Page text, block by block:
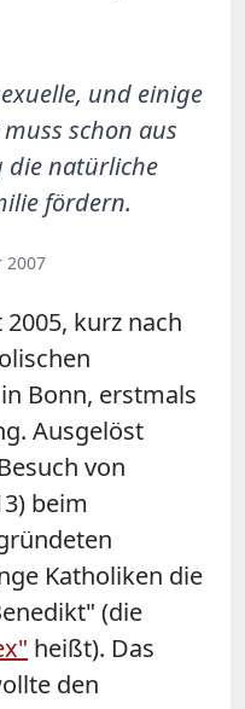
und einige
schon aus
die natürliche
fördern.
2007
kurz nach
Bonn, erstmals
Ausgelöst
von
beim
Katholiken die
(die
heißt). Das
den